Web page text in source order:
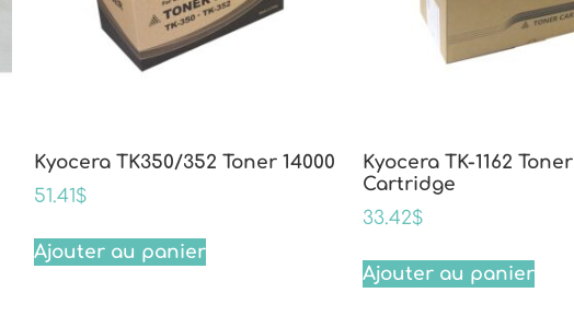
Kyocera TK350/352 Toner 14000
51.41$
Ajouter au panier
Kyocera TK-1162 Toner
Cartridge
33.42$
Ajouter au panier